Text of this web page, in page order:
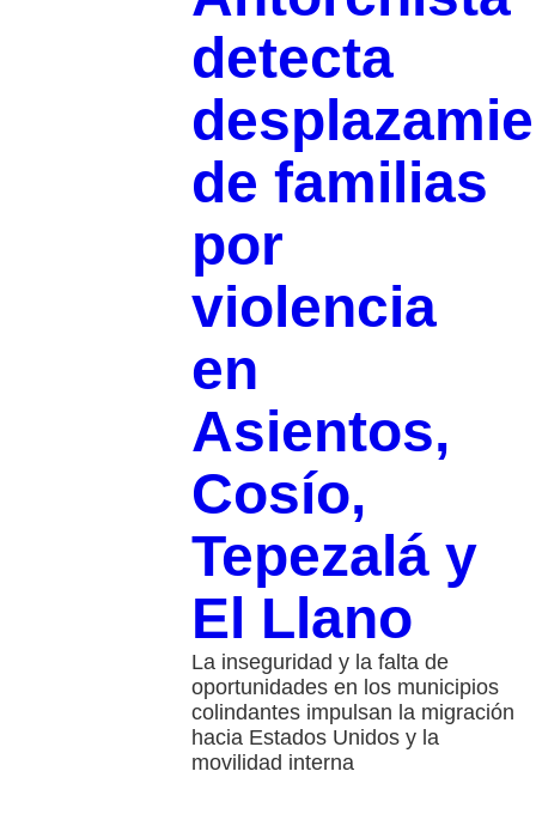
detecta
de familias
por
violencia
en
Asientos,
Cosío,
Tepezalá y
El Llano
La inseguridad y la falta de
oportunidades en los municipios
colindantes impulsan la migración
hacia Estados Unidos y la
movilidad interna